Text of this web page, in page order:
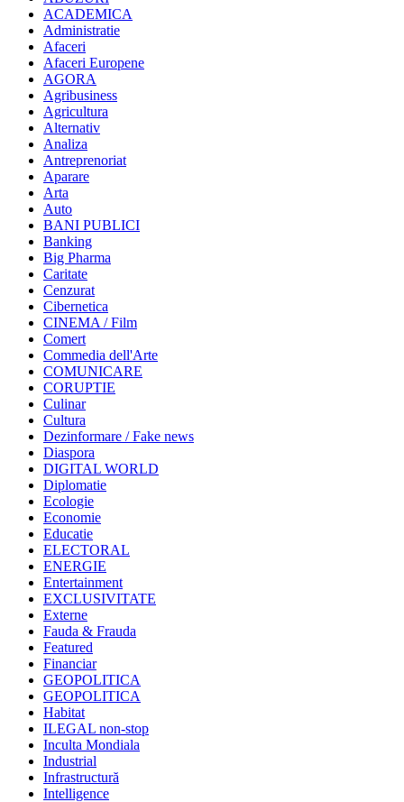
ACADEMICA
Administratie
Afaceri
Afaceri Europene
AGORA
Agribusiness
Agricultura
Alternativ
Analiza
Antreprenoriat
Aparare
Arta
Auto
BANI PUBLICI
Banking
Big Pharma
Caritate
Cenzurat
Cibernetica
CINEMA / Film
Comert
Commedia dell'Arte
COMUNICARE
CORUPTIE
Culinar
Cultura
Dezinformare / Fake news
Diaspora
DIGITAL WORLD
Diplomatie
Ecologie
Economie
Educatie
ELECTORAL
ENERGIE
Entertainment
EXCLUSIVITATE
Externe
Fauda & Frauda
Featured
Financiar
GEOPOLITICA
GEOPOLITICA
Habitat
ILEGAL non-stop
Inculta Mondiala
Industrial
Infrastructură
Intelligence